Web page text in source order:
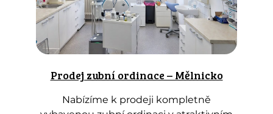
Prodej zubní ordinace – Mělnicko
Nabízíme k prodeji kompletně